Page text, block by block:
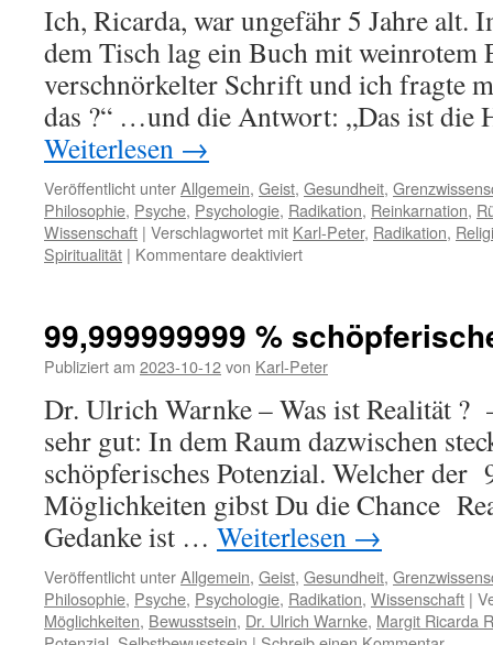
Ich, Ricarda, war ungefähr 5 Jahre alt.
dem Tisch lag ein Buch mit weinrotem
verschnörkelter Schrift und ich fragte
das ?“ …und die Antwort: „Das ist
Weiterlesen →
Veröffentlicht unterAllgemein, Geist, Gesundheit,
Philosophie, Psyche, Psychologie, Radikation, Reinkarnation,
Wissenschaft | Verschlagwortet mit Karl-Peter, Radikation,
Spiritualität | Kommentare deaktiviertfür
99,999999999 %
Publiziert am 2023-10-12von Karl-Peter
Dr. Ulrich Warnke – Was ist Realität
sehr gut: In dem Raum dazwischen
schöpferisches Potenzial. Welcher der
Möglichkeiten gibst Du die Chance
Gedanke ist … Weiterlesen →
Veröffentlicht unterAllgemein, Geist, Gesundheit,
Philosophie, Psyche, Psychologie, Radikation, Wissenschaft |
Möglichkeiten, Bewusstsein, Dr. Ulrich Warnke, Margit Ricarda